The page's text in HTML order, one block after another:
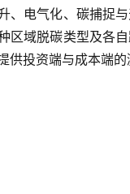
、电气化、碳捕捉
区域脱碳类型及各
供投资端与成本端